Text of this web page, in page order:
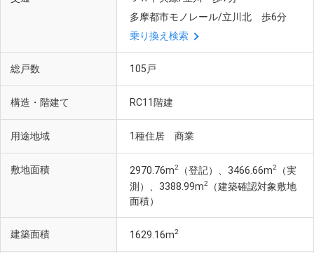
多摩都市モノレール/立川北 歩6分
乗り換え検索
総戸数 105戸
構造・階建て RC11階建
用途地域 1種住居 商業
敷地面積 2970.76m2 （登記）、3466.66m2
（実
測）、3388.99m2
（建築確認対象敷地
面積）
建築面積 1629.16m2